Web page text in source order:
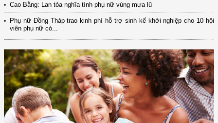
Cao Bằng: Lan tỏa nghĩa tình phụ nữ vùng mưa lũ
Phụ nữ Đồng Tháp trao kinh phí hỗ trợ sinh kế khởi nghiệp cho 10 hội
viên phụ nữ có...